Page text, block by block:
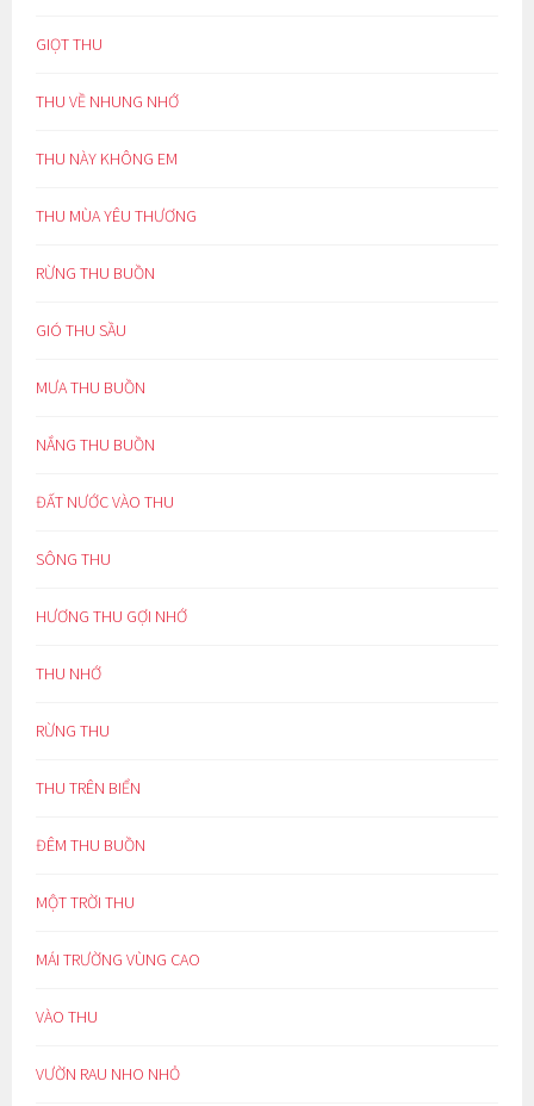
GIỌT THU
THU VỀ NHUNG NHỚ
THU NÀY KHÔNG EM
THU MÙA YÊU THƯƠNG
RỪNG THU BUỒN
GIÓ THU SẦU
MƯA THU BUỒN
NẮNG THU BUỒN
ĐẤT NƯỚC VÀO THU
SÔNG THU
HƯƠNG THU GỢI NHỚ
THU NHỚ
RỪNG THU
THU TRÊN BIỂN
ĐÊM THU BUỒN
MỘT TRỜI THU
MÁI TRƯỜNG VÙNG CAO
VÀO THU
VƯỜN RAU NHO NHỎ